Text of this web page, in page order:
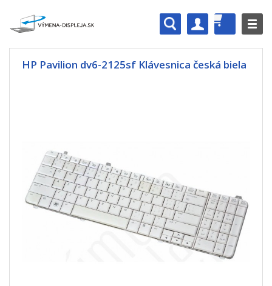
HP Pavilion dv6-2125sf Klávesnica česká biela